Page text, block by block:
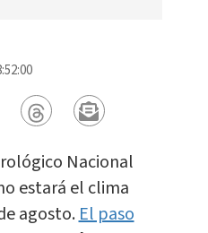
Nacional
estará el clima
agosto.El paso